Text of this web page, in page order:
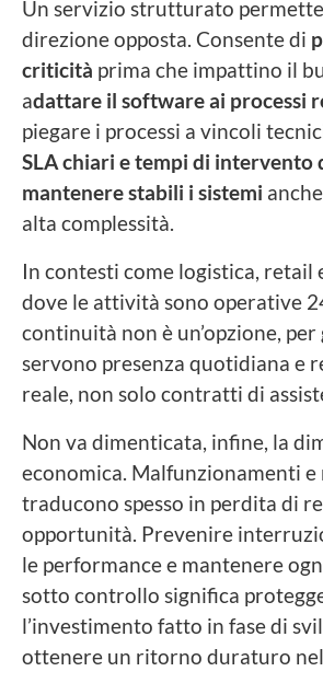
Un servizio strutturato
direzione opposta. Consente di
criticità prima che impattino il
adattare il software ai processi
piegare i processi a vincoli
SLA chiari e tempi di intervento
mantenere stabili i sistemi
alta complessità.
In contesti come logistica, retail
dove le attività sono operative
continuità non è un’opzione,
servono presenza quotidiana e
reale, non solo contratti di
Non va dimenticata, infine, la
economica. Malfunzionamenti
traducono spesso in perdita di
opportunità. Prevenire
le performance e mantenere
sotto controllo significa
l’investimento fatto in fase di
ottenere un ritorno duraturo